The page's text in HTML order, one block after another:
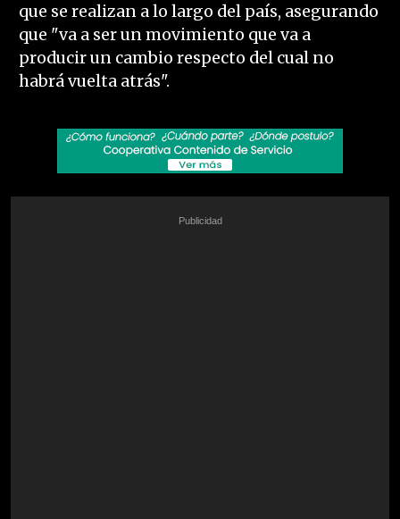
que se realizan a lo largo del país, asegurando
que "va a ser un movimiento que va a
producir un cambio respecto del cual no
habrá vuelta atrás".